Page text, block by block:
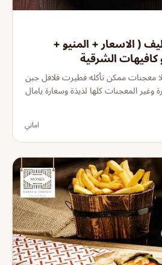
( الاسعار + المنيو +
الشرقية
معجنات ممكن تأكله فطيرت فلافل جبن
وغير المعجنات كلها لذيذة وسعارة يامال
اماني